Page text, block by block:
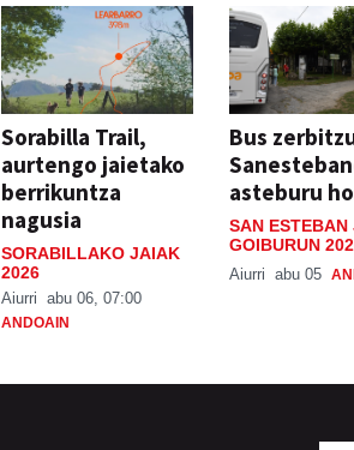
Sorabilla Trail,
aurtengo jaietako
berrikuntza
nagusia
SORABILLAKO JAIAK
2026
Aiurri abu 06, 07:00
ANDOAIN
Bus
asteburu
SAN
GOIBURUN
Aiurri abu 05